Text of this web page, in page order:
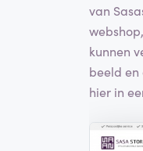
van
kunnen
beeld en
hier in